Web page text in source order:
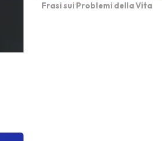
Frasi sui Problemi della Vita